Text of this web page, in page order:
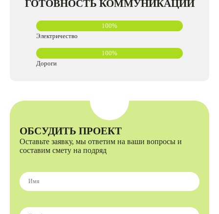
ГОТОВНОСТЬ КОММУНИКАЦИЙ
100%
Электричество
100%
Дороги
ОБСУДИТЬ ПРОЕКТ
Оставьте заявку, мы ответим на ваши вопросы и
составим смету на подряд